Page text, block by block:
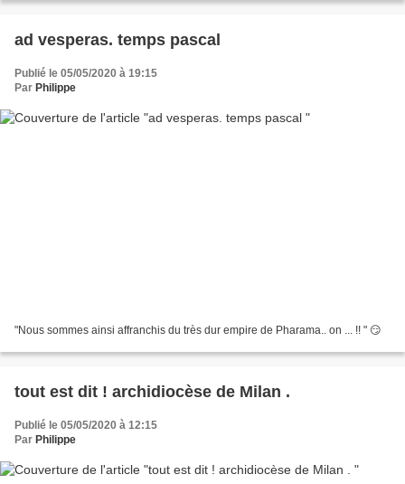
ad vesperas. temps pascal
Publié le 05/05/2020 à 19:15
Par Philippe
"Nous sommes ainsi affranchis du très dur empire de Pharama.. on ... !! " 😏
tout est dit ! archidiocèse de Milan .
Publié le 05/05/2020 à 12:15
Par Philippe